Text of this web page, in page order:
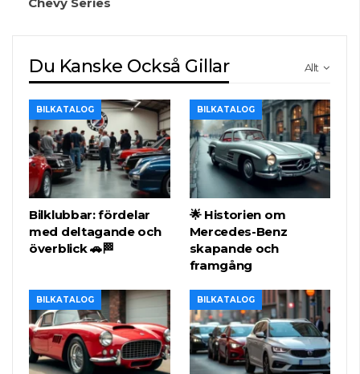
Chevy Series
Allt
Du Kanske Också Gillar
BILKATALOG
Bilklubbar: fördelar
med deltagande och
överblick 🚗🏁
BILKATALOG
🌟 Historien om
Mercedes-Benz
skapande och
framgång
BILKATALOG BILKATALOG